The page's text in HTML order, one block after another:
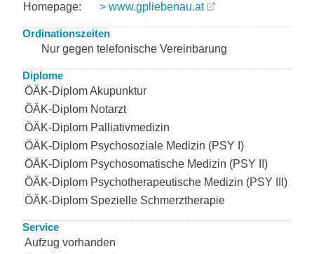
Homepage:
> www.gpliebenau.at
Ordinationszeiten
Nur gegen telefonische Vereinbarung
Diplome
ÖÄK-Diplom Akupunktur
ÖÄK-Diplom Notarzt
ÖÄK-Diplom Palliativmedizin
ÖÄK-Diplom Psychosoziale Medizin (PSY I)
ÖÄK-Diplom Psychosomatische Medizin (PSY II)
ÖÄK-Diplom Psychotherapeutische Medizin (PSY III)
ÖÄK-Diplom Spezielle Schmerztherapie
Service
Aufzug vorhanden